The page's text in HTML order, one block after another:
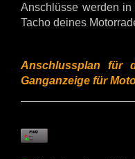
Anschlüsse werden
Tacho deines
Anschlussplan für
Ganganzeige für